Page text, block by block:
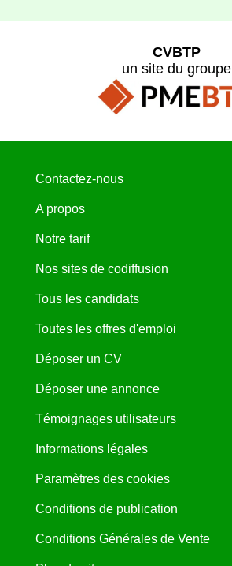
CVBTP
un site du groupe
Contactez-nous
A propos
Notre tarif
Nos sites de codiffusion
Tous les candidats
Toutes les offres d'emploi
Déposer un CV
Déposer une annonce
Témoignages utilisateurs
Informations légales
Paramètres des cookies
Conditions de publication
Conditions Générales de Vente